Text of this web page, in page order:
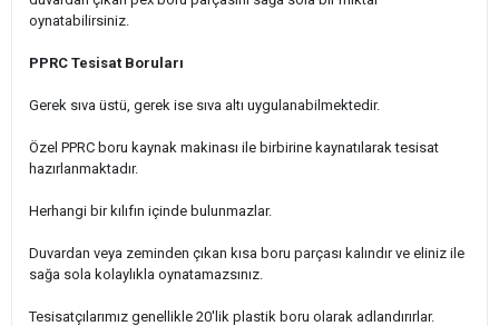
oynatabilirsiniz.
PPRC Tesisat Boruları
Gerek sıva üstü, gerek ise sıva altı uygulanabilmektedir.
Özel PPRC boru kaynak makinası ile birbirine kaynatılarak tesisat
hazırlanmaktadır.
Herhangi bir kılıfın içinde bulunmazlar.
Duvardan veya zeminden çıkan kısa boru parçası kalındır ve eliniz ile
sağa sola kolaylıkla oynatamazsınız.
Tesisatçılarımız genellikle 20'lik plastik boru olarak adlandırırlar.